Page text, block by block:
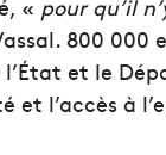
« pour qu’il
800 000
et le
l’accès à